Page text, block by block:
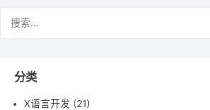
索：
分类
X语言开发 (21)